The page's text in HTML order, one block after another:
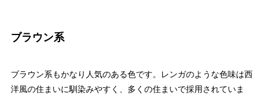
ブラウン系
ブラウン系もかなり人気のある色です。レンガのような色味は西
洋風の住まいに馴染みやすく、多くの住まいで採用されていま